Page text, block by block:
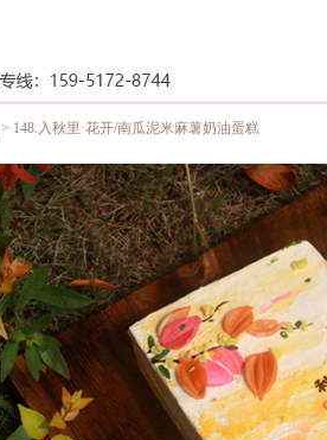
> 148.入秋里·花开/南瓜泥米麻薯奶油蛋糕